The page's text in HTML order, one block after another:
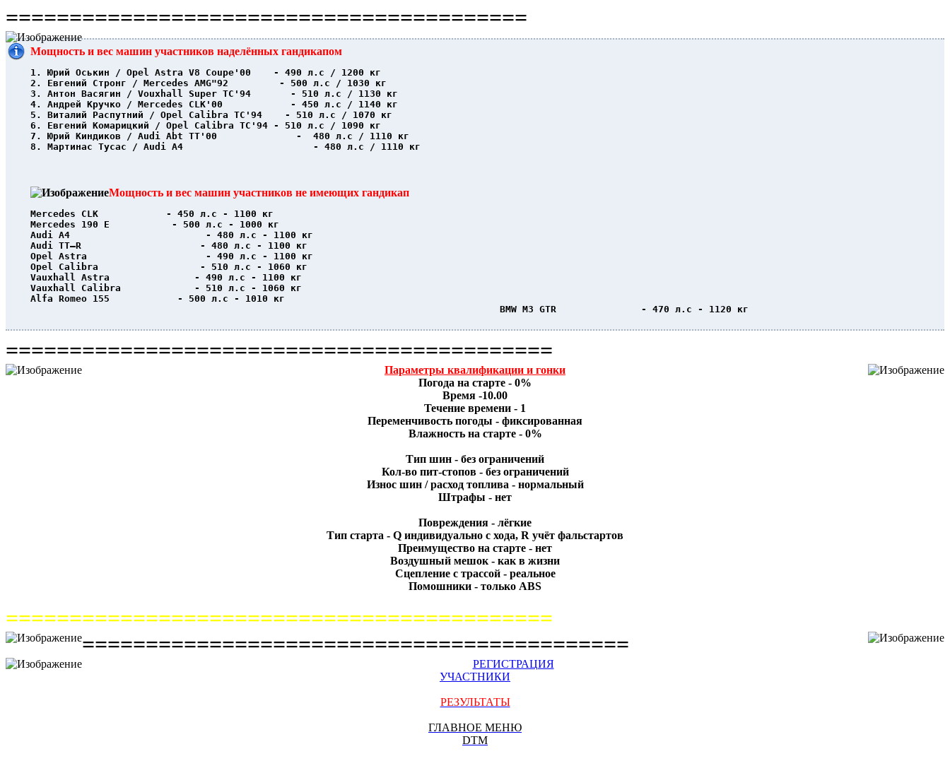
=========================================
Мощность и вес машин участников наделённых гандикапом
1. Юрий Оськин / Opel Astra V8 Coupe'00    - 490 л.с / 1200 кг
2. Евгений Стронг / Mercedes AMG"92         - 500 л.с / 1030 кг
3. Антон Васягин / Vouxhall Super TC'94       - 510 л.с / 1130 кг
4. Андрей Кручко / Mercedes CLK'00            - 450 л.с / 1140 кг
5. Виталий Распутний / Opel Calibra TC'94    - 510 л.с / 1070 кг
6. Евгений Комарицкий / Opel Calibra TC'94 - 510 л.с / 1090 кг
7. Юрий Киндиков / Audi Abt TT'00              -  480 л.с / 1110 кг
8. Мартинас Тусас / Audi A4                       - 480 л.с / 1110 кг
Мощность и вес машин участников не имеющих гандикап
Mercedes CLK            - 450 л.с - 1100 кг
Mercedes 190 E           - 500 л.с - 1000 кг
Audi A4                        - 480 л.с - 1100 кг
Audi TT–R                     - 480 л.с - 1100 кг
Opel Astra                     - 490 л.с - 1100 кг
Opel Calibra                  - 510 л.с - 1060 кг
Vauxhall Astra               - 490 л.с - 1100 кг
Vauxhall Calibra             - 510 л.с - 1060 кг
Alfa Romeo 155            - 500 л.с - 1010 кг
                                                                                   BMW M3 GTR               - 470 л.с - 1120 кг
===========================================
Параметры квалификации и гонки
Погода на старте - 0%
Время -10.00
Течение времени - 1
Переменчивость погоды - фиксированная
Влажность на старте - 0%
Тип шин - без ограничений
Кол-во пит-стопов - без ограничений
Износ шин / расход топлива - нормальный
Штрафы - нет
Повреждения - лёгкие
Тип старта - Q индивидуально с хода, R учёт фальстартов
Преимущество на старте - нет
Воздушный мешок - как в жизни
Сцепление с трассой - реальное
Помошники - только ABS
===========================================
===========================================
РЕГИСТРАЦИЯ
УЧАСТНИКИ
РЕЗУЛЬТАТЫ
ГЛАВНОЕ МЕНЮ
DTM